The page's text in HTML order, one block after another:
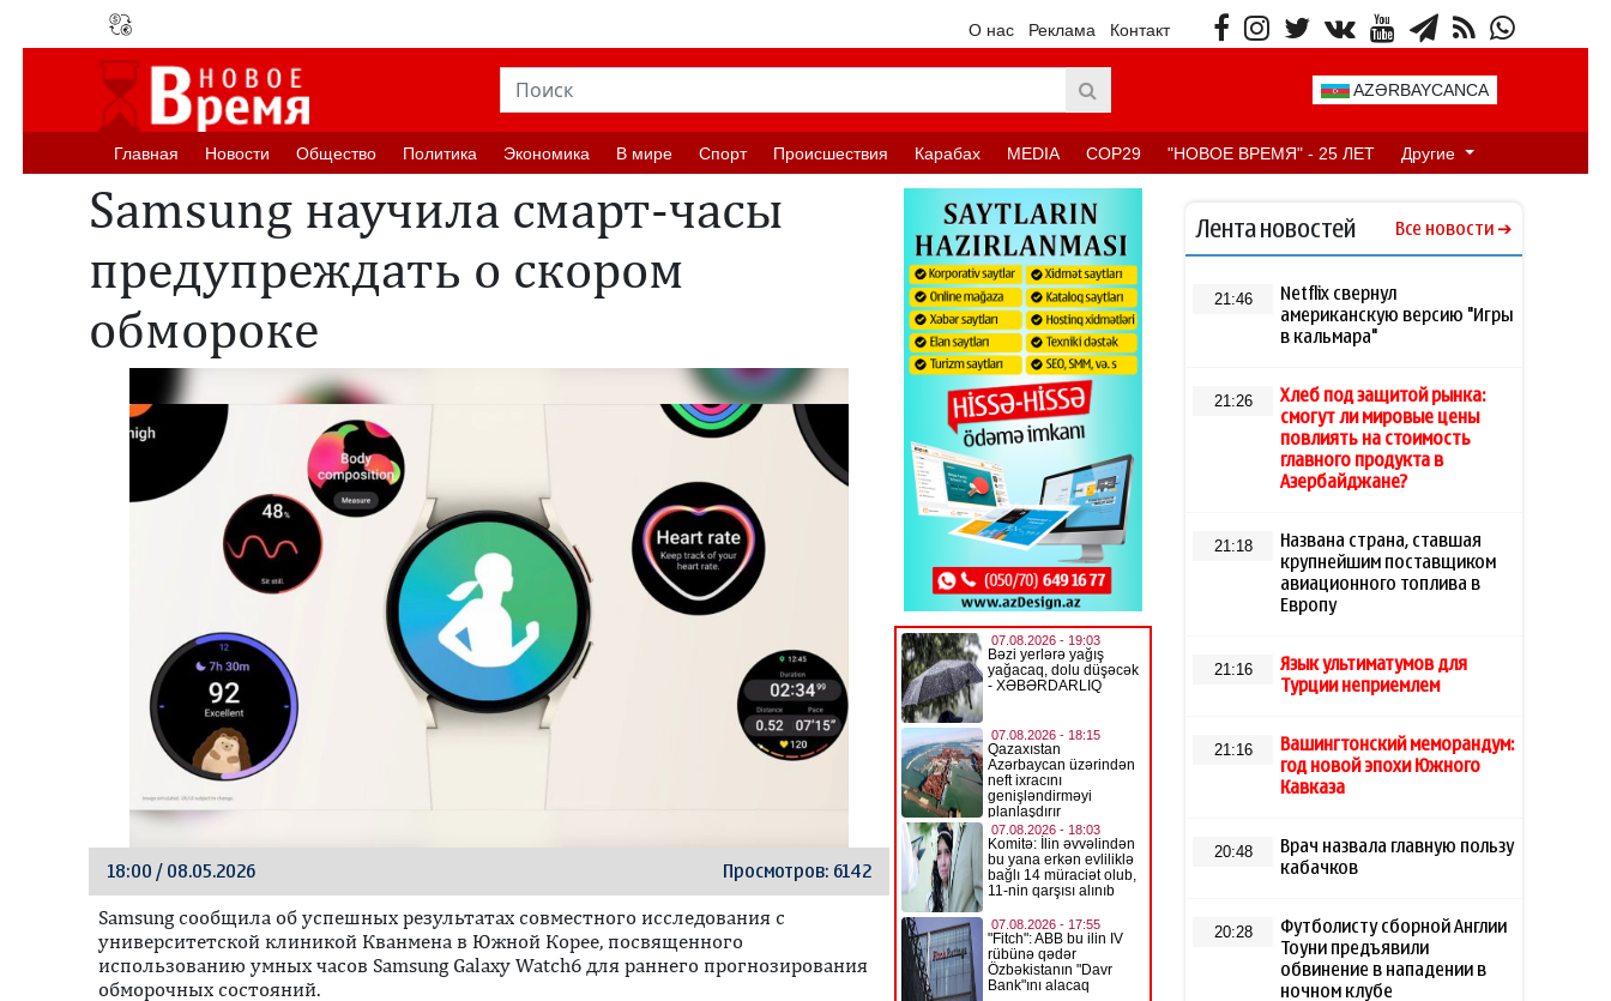
О нас Реклама Контакт
AZƏRBAYCANCA
Главная Новости Oбщество Политика Экономика В мире Спорт Происшествия Карабах MEDIA COP29 "НОВОЕ ВРЕМЯ" - 25 ЛЕТ Другие
Samsung научила смарт-часы
предупреждать о скором
обмороке
18:00 / 08.05.2026 Просмотров: 6142
Samsung сообщила об успешных результатах совместного исследования с
университетской клиникой Кванмена в Южной Корее, посвященного
использованию умных часов Samsung Galaxy Watch6 для раннего прогнозирования
обморочных состояний.
Лента новостей Все новости
21:46
Netflix свернул
американскую версию "Игры
в кальмара"
21:26
Хлеб под защитой рынка:
смогут ли мировые цены
повлиять на стоимость
главного продукта в
Азербайджане?
21:18
Названа страна, ставшая
крупнейшим поставщиком
авиационного топлива в
Европу
21:16
Язык ультиматумов для
Турции неприемлем
21:16
Вашингтонский меморандум:
год новой эпохи Южного
Кавказа
20:48
Врач назвала главную пользу
кабачков
20:28
Футболисту сборной Англии
Тоуни предъявили
обвинение в нападении в
ночном клубе